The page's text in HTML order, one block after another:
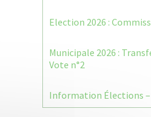
Election 2026 :
Municipale 2026 :
Vote n°2
Information Élections